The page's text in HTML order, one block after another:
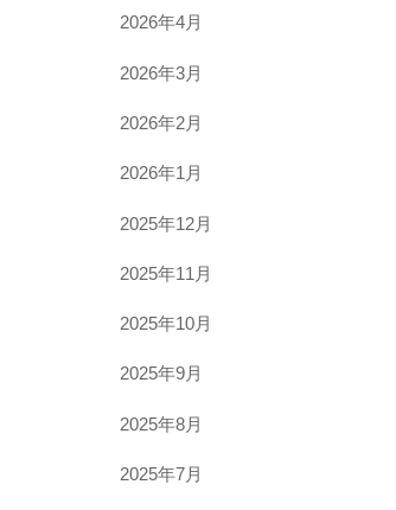
2026年4月
2026年3月
2026年2月
2026年1月
2025年12月
2025年11月
2025年10月
2025年9月
2025年8月
2025年7月